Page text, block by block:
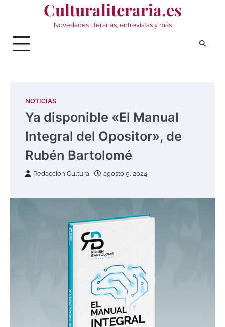
Culturaliteraria.es
Novedades literarias, entrevistas y más
NOTICIAS
Ya disponible «El Manual
Integral del Opositor», de
Rubén Bartolomé
Redaccion Cultura agosto 9, 2024